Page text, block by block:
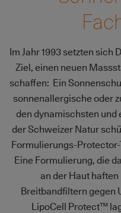
Im Jahr 1993 setzten sich
Ziel, einen neuen
schaffen: Ein
sonnenallergische oder
den dynamischsten und
der Schweizer Natur
Formulierungs-
Eine Formulierung, die
an der Haut
Breitbandfiltern gegen
LipoCell Protect™